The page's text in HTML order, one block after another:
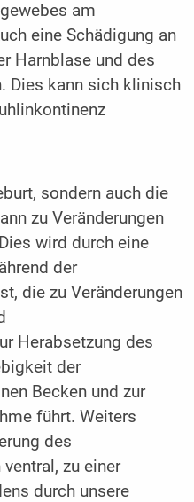
am
eine Schädigung an
Harnblase und des
Dies kann sich klinisch
sondern auch die
zu Veränderungen
wird durch eine
der
die zu Veränderungen
Herabsetzung des
der
Becken und zur
führt. Weiters
des
zu einer
durch unsere